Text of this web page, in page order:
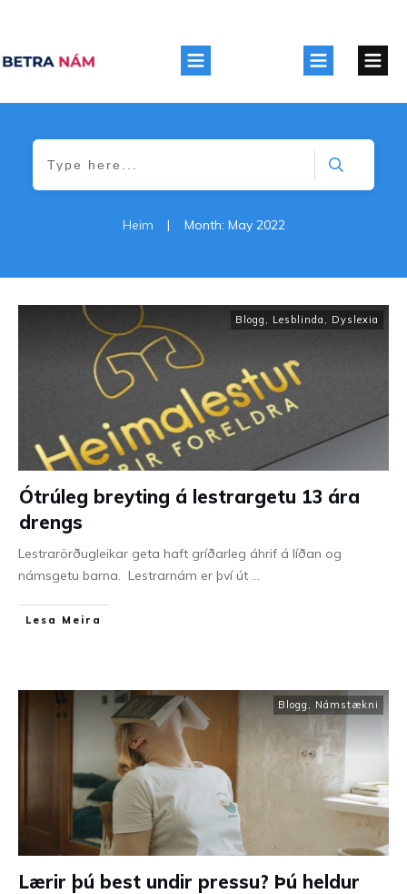
Heim | Month: May 2022
Blogg Lesblinda, Dyslexia
Ótrúleg breyting á lestrargetu 13 ára
drengs
Lestrarörðugleikar geta haft gríðarleg áhrif á líðan og
námsgetu barna. Lestrarnám er því út ...
Lesa Meira
Blogg Námstækni
Lærir þú best undir pressu? Þú heldur